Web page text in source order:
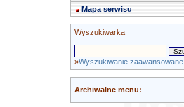
Mapa serwisu
Wyszukiwarka
»Wyszukiwanie zaawansowane
Archiwalne menu: